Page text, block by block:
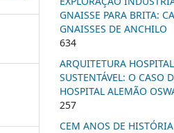
GNAISSE PARA BRITA:
GNAISSES DE ANCHILO
634
ARQUITETURA
SUSTENTÁVEL: O CASO
HOSPITAL ALEMÃO
257
CEM ANOS DE